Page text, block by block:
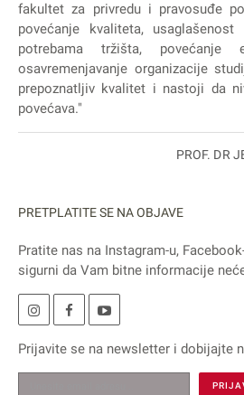
fakultet za privredu i pravosuđe
povećanje kvaliteta,
potrebama tržišta,
osavremenjavanje organizacije
prepoznatljiv kvalitet i nastoji da
povećava."
PROF. DR
PRETPLATITE SE NA OBJAVE
Pratite nas na Instagram-u, Facebook
sigurni da Vam bitne informacije
Prijavite se na newsletter i dobijajte